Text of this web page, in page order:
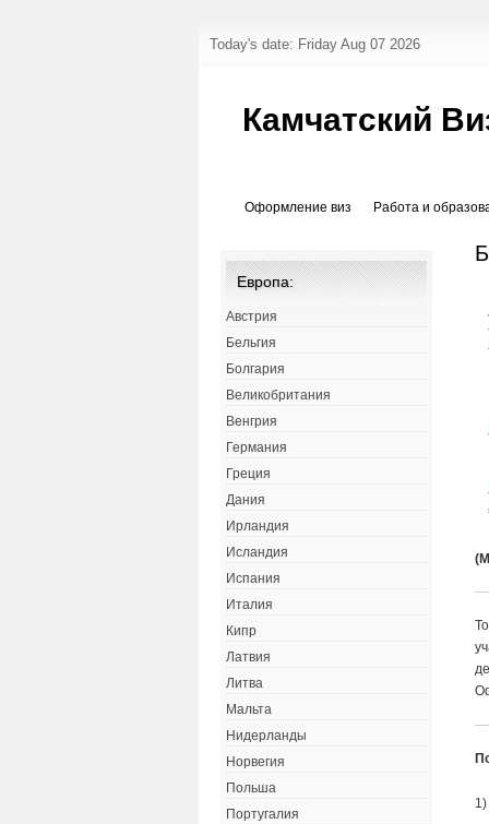
Today's date: Friday Aug 07 2026
Камчатский
Оформление виз Работа и
Европа:
Австрия
Бельгия
Болгария
Великобритания
Венгрия
Германия
Греция
Дания
Ирландия
Исландия
Испания
Италия
Кипр
Латвия
Литва
Мальта
Нидерланды
Норвегия
Польша
Португалия